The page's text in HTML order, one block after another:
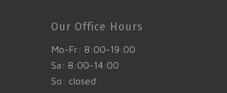
Our Office Hours
Mo-Fr: 8:00-19:00
Sa: 8:00-14:00
So: closed